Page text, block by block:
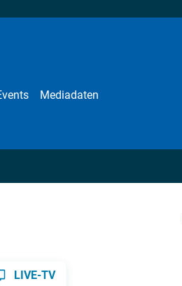
Mediadaten
LIVE-TV